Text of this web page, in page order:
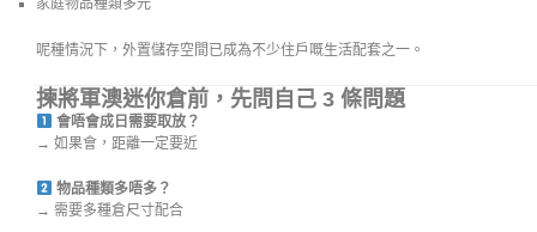
家庭物品種類多元
呢種情況下，外置儲存空間已成為不少住戶嘅生活配套之一。
揀將軍澳迷你倉前，先問自己 3 條問題
會唔會成日需要取放？
→ 如果會，距離一定要近
物品種類多唔多？
→ 需要多種倉尺寸配合